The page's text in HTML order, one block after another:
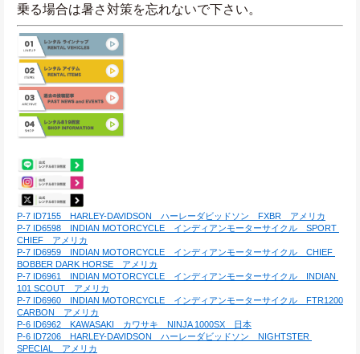
乗る場合は暑さ対策を忘れないで下さい。
P-7 ID7155　HARLEY-DAVIDSON　ハーレーダビッドソン　FXBR　アメリカ
P-7 ID6598　INDIAN MOTORCYCLE　インディアンモーターサイクル　SPORT
CHIEF　アメリカ
P-7 ID6959　INDIAN MOTORCYCLE　インディアンモーターサイクル　CHIEF
BOBBER DARK HORSE　アメリカ
P-7 ID6961　INDIAN MOTORCYCLE　インディアンモーターサイクル　INDIAN
101 SCOUT　アメリカ
P-7 ID6960　INDIAN MOTORCYCLE　インディアンモーターサイクル　FTR1200
CARBON　アメリカ
P-6 ID6962　KAWASAKI　カワサキ　NINJA 1000SX　日本
P-6 ID7206　HARLEY-DAVIDSON　ハーレーダビッドソン　NIGHTSTER
SPECIAL　アメリカ